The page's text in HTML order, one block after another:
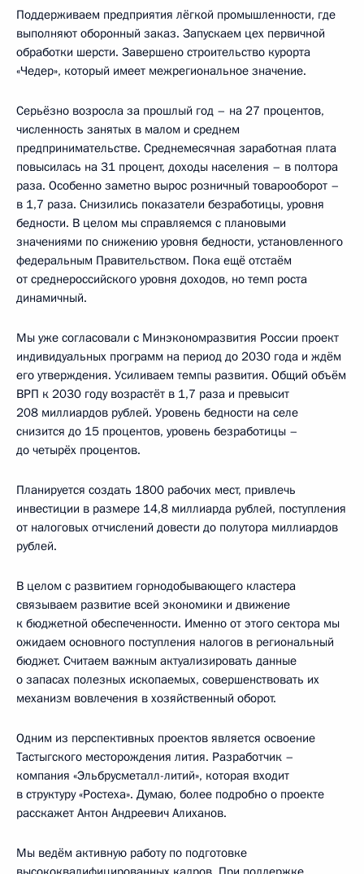
Поддерживаем предприятия лёгкой промышленности, где
выполняют оборонный заказ. Запускаем цех первичной
обработки шерсти. Завершено строительство курорта
«Чедер», который имеет межрегиональное значение.
Серьёзно возросла за прошлый год – на 27 процентов,
численность занятых в малом и среднем
предпринимательстве. Среднемесячная заработная плата
повысилась на 31 процент, доходы населения – в полтора
раза. Особенно заметно вырос розничный товарооборот –
в 1,7 раза. Снизились показатели безработицы, уровня
бедности. В целом мы справляемся с плановыми
значениями по снижению уровня бедности, установленного
федеральным Правительством. Пока ещё отстаём
от среднероссийского уровня доходов, но темп роста
динамичный.
Мы уже согласовали с Минэкономразвития России проект
индивидуальных программ на период до 2030 года и ждём
его утверждения. Усиливаем темпы развития. Общий объём
ВРП к 2030 году возрастёт в 1,7 раза и превысит
208 миллиардов рублей. Уровень бедности на селе
снизится до 15 процентов, уровень безработицы –
до четырёх процентов.
Планируется создать 1800 рабочих мест, привлечь
инвестиции в размере 14,8 миллиарда рублей, поступления
от налоговых отчислений довести до полутора миллиардов
рублей.
В целом с развитием горнодобывающего кластера
связываем развитие всей экономики и движение
к бюджетной обеспеченности. Именно от этого сектора мы
ожидаем основного поступления налогов в региональный
бюджет. Считаем важным актуализировать данные
о запасах полезных ископаемых, совершенствовать их
механизм вовлечения в хозяйственный оборот.
Одним из перспективных проектов является освоение
Тастыгского месторождения лития. Разработчик –
компания «Эльбрусметалл-литий», которая входит
в структуру «Ростеха». Думаю, более подробно о проекте
расскажет Антон Андреевич Алиханов.
Мы ведём активную работу по подготовке